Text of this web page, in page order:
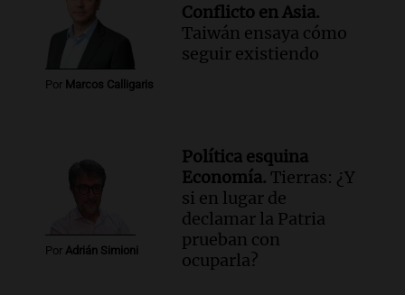
Por Marcos Calligaris
Conflicto en Asia.
Taiwán ensaya cómo
seguir existiendo
Por Adrián Simioni
Política esquina
Economía. Tierras: ¿Y
si en lugar de
declamar la Patria
prueban con
ocuparla?